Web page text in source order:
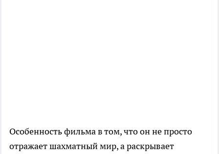
Особенность фильма в том, что он не просто
отражает шахматный мир, а раскрывает